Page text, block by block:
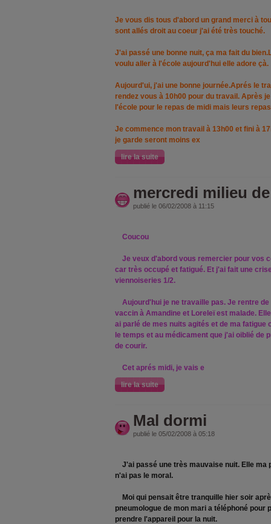
Je vous dis tous d'abord un grand merci à
sont allés droit au coeur j'ai été très touché.
J'ai passé une bonne nuit, ça ma fait du
voulu aller à l'école aujourd'hui elle adore çà.
Aujourd'ui, j'ai une bonne journée.Aprés le
rendez vous à 10h00 pour du travail. Après
l'école pour le repas de midi mais leurs
Je commence mon travail à 13h00 et fini à
je garde seront moins ex
lire la suite
mercredi milieu
publié le 06/02/2008 à 11:15
Coucou
Je veux d'abord vous remercier pour vos
car très occupé et fatigué. Et j'ai fait une
viennoiseries 1/2.
Aujourd'hui je ne travaille pas. Je rentre de
vaccin à Amandine et Loreleï est malade.
ai parlé de mes nuits agités et de ma fatigue
le temps et au médicament que j'ai oiblié de
de courir.
Cet aprés midi, je vais e
lire la suite
Mal dormi
publié le 05/02/2008 à 05:18
J'ai passé une très mauvaise nuit. Elle ma
n'ai pas le moral.
Moi qui pensait être tranquille hier soir
pneumologue de mon mari a téléphoné
prendre l'appareil pour la nuit.